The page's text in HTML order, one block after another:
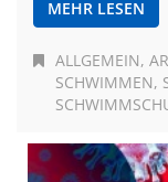
MEHR LESEN
ALLGEMEIN
SCHWIMMEN